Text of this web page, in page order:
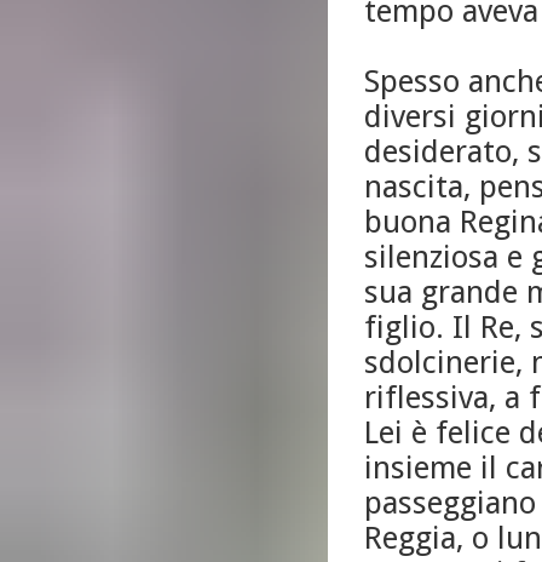
tempo
Spesso
diversi
desiderato,
nascita,
buona
silenziosa e
sua grande
figlio. Il Re,
sdolcinerie,
riflessiva, a
Lei è felice
insieme il
Reggia, o